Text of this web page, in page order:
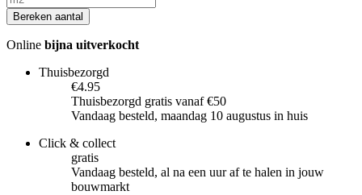
Bereken aantal
Online bijna uitverkocht
Thuisbezorgd
€4.95
Thuisbezorgd gratis vanaf €50
Vandaag besteld, maandag 10 augustus in huis
Click & collect
gratis
Vandaag besteld, al na een uur af te halen in jouw
bouwmarkt